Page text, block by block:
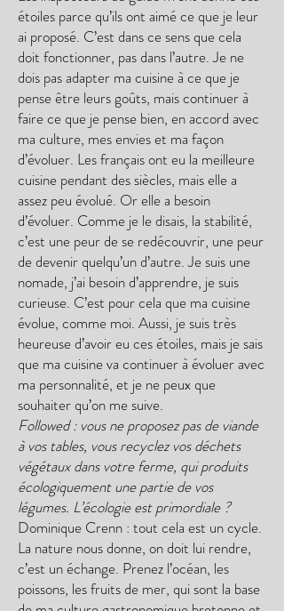
étoiles parce qu’ils ont aimé ce que je leur
ai proposé. C’est dans ce sens que cela
doit fonctionner, pas dans l’autre. Je ne
dois pas adapter ma cuisine à ce que je
pense être leurs goûts, mais continuer à
faire ce que je pense bien, en accord avec
ma culture, mes envies et ma façon
d’évoluer. Les français ont eu la meilleure
cuisine pendant des siècles, mais elle a
assez peu évolué. Or elle a besoin
d’évoluer. Comme je le disais, la stabilité,
c’est une peur de se redécouvrir, une peur
de devenir quelqu’un d’autre. Je suis une
nomade, j’ai besoin d’apprendre, je suis
curieuse. C’est pour cela que ma cuisine
évolue, comme moi. Aussi, je suis très
heureuse d’avoir eu ces étoiles, mais je sais
que ma cuisine va continuer à évoluer avec
ma personnalité, et je ne peux que
souhaiter qu’on me suive.
Followed : vous ne proposez pas de viande
à vos tables, vous recyclez vos déchets
végétaux dans votre ferme, qui produits
écologiquement une partie de vos
légumes. L’écologie est primordiale ?
Dominique Crenn : tout cela est un cycle.
La nature nous donne, on doit lui rendre,
c’est un échange. Prenez l’océan, les
poissons, les fruits de mer, qui sont la base